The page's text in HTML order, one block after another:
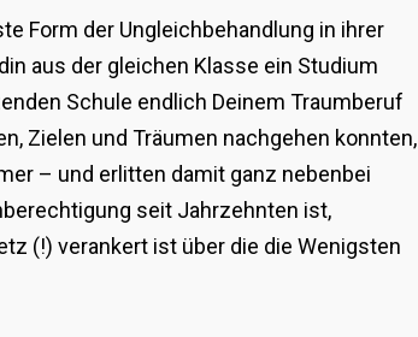
Form der Ungleichbehandlung in ihrer
aus der gleichen Klasse ein Studium
Schule endlich Deinem Traumberuf
Zielen und Träumen nachgehen konnten,
– und erlitten damit ganz nebenbei
seit Jahrzehnten ist,
(!) verankert ist über die die Wenigsten